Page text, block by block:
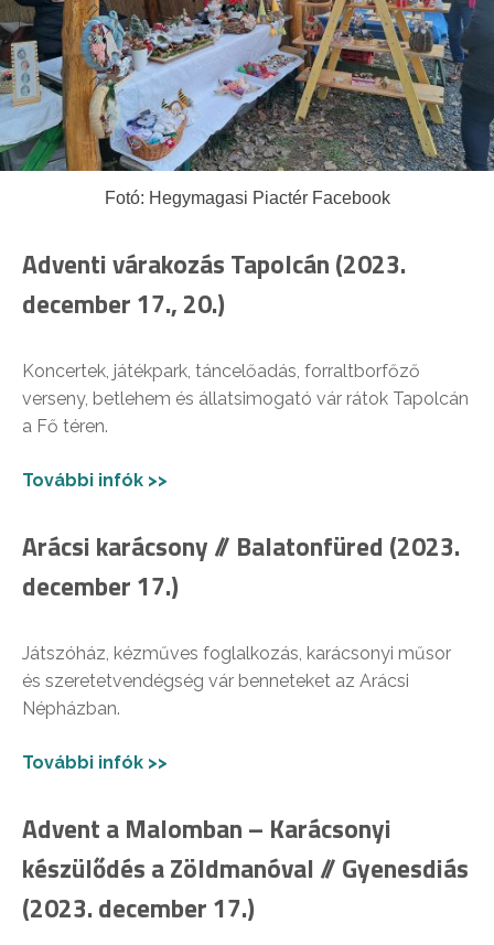
Fotó: Hegymagasi Piactér Facebook
Adventi várakozás Tapolcán (2023.
december 17., 20.)
Koncertek, játékpark, táncelőadás, forraltborfőző
verseny, betlehem és állatsimogató vár rátok Tapolcán
a Fő téren.
További infók >>
Arácsi karácsony // Balatonfüred (2023.
december 17.)
Játszóház, kézműves foglalkozás, karácsonyi műsor
és szeretetvendégség vár benneteket az Arácsi
Népházban.
További infók >>
Advent a Malomban – Karácsonyi
készülődés a Zöldmanóval // Gyenesdiás
(2023. december 17.)